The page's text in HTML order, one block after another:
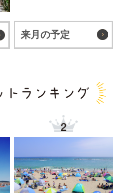
来月の予定